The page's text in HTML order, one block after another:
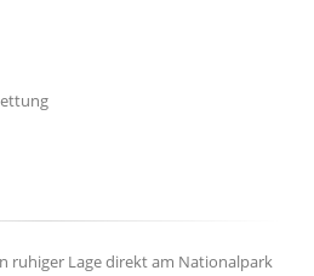
ruhiger Lage direkt am Nationalpark